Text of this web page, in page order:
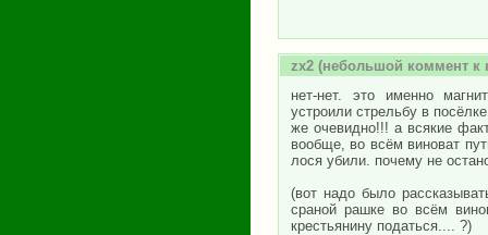
zx2 (небольшой коммент к
нет-нет. это именно
устроили стрельбу в
же очевидно!!! а всякие
вообще, во всём виноват
лося убили. почему не
(вот надо было
сраной рашке во всём
крестьянину податься.... ?)